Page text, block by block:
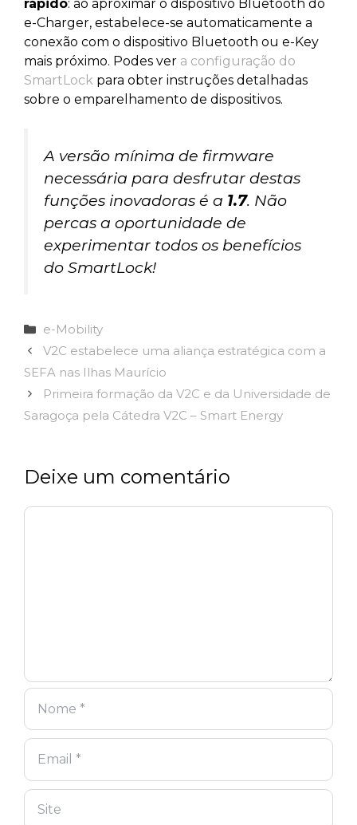
rápido: ao aproximar o dispositivo Bluetooth do
e-Charger, estabelece-se automaticamente a
conexão com o dispositivo Bluetooth ou e-Key
mais próximo. Podes ver a configuração do
SmartLock para obter instruções detalhadas
sobre o emparelhamento de dispositivos.
A versão mínima de firmware
necessária para desfrutar destas
funções inovadoras é a 1.7. Não
percas a oportunidade de
experimentar todos os benefícios
do SmartLock!
Categorias
e-Mobility
V2C estabelece uma aliança estratégica com a
SEFA nas Ilhas Maurício
Primeira formação da V2C e da Universidade de
Saragoça pela Cátedra V2C – Smart Energy
Deixe um comentário
Comentário
Nome
Email
Site